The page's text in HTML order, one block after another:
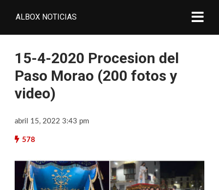
ALBOX NOTICIAS
15-4-2020 Procesion del
Paso Morao (200 fotos y
video)
abril 15, 2022 3:43 pm
578